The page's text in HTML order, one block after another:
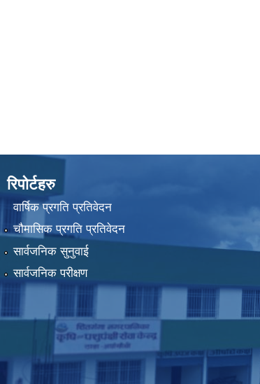
रिपोर्टहरु
वार्षिक प्रगति प्रतिवेदन
चौमासिक प्रगति प्रतिवेदन
सार्वजनिक सुनुवाई
सार्वजनिक परीक्षण